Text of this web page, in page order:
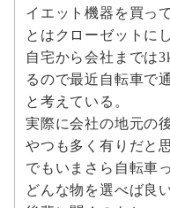
イエット機器を買っ
とはクローゼットに
自宅から会社までは
るので最近自転車で
と考えている。
実際に会社の地元の
やつも多く有りだと
でもいまさら自転車
どんな物を選べば良